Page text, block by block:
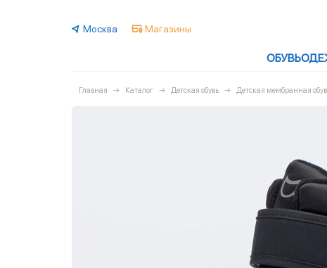
Москва Магазины
ОБУВЬ
Главная Каталог Детская обувь Детская мембранная